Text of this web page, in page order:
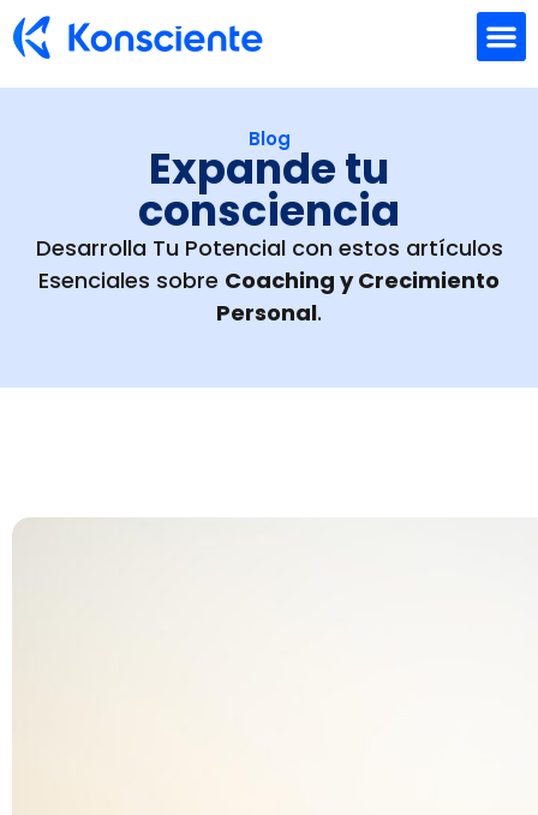
Blog
Expande tu
consciencia
Desarrolla Tu Potencial con estos artículos
Esenciales sobre Coaching y Crecimiento
Personal.